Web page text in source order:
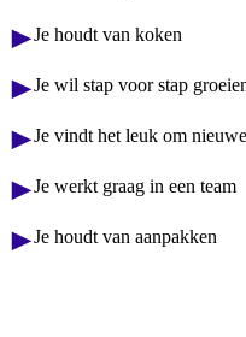
Je houdt van koken
Je wil stap voor stap
Je vindt het leuk om
Je werkt graag in een team
Je houdt van aanpakken